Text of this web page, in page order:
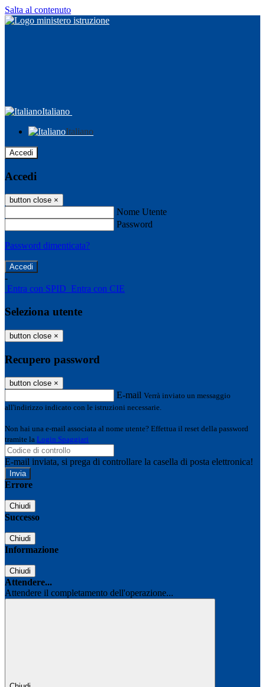
Salta al contenuto
Italiano
Italiano
Accedi
Accedi
button close ×
Nome Utente
Password
Password dimenticata?
-
Entra con SPID Entra con CIE
Seleziona utente
button close ×
Recupero password
button close ×
E-mail Verrà inviato un messaggio
all'indirizzo indicato con le istruzioni necessarie.
Non hai una e-mail associata al nome utente? Effettua il reset della password
tramite la Login Spaggiari
E-mail inviata, si prega di controllare la casella di posta elettronica!
Errore
Chiudi
Successo
Chiudi
Informazione
Chiudi
Attendere...
Attendere il completamento dell'operazione...